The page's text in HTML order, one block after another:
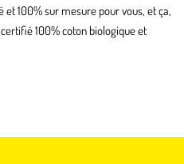
100% sur mesure pour vous, et ça,
100% coton biologique et